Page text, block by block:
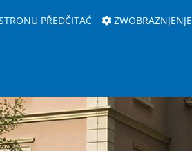
PŘEDČITAĆ ZWOBRAZNJENJE